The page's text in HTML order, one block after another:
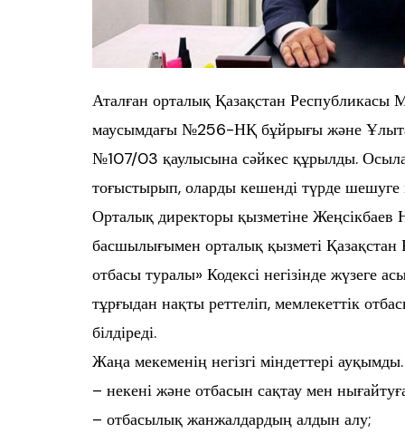
Аталған орталық Қазақстан
маусымдағы №256-НҚ бұйрығы және
№107/03 қаулысына сәйкес құрылды.
тоғыстырып, оларды кешенді түрде шешуге
Орталық директоры қызметіне
басшылығымен орталық қызметі
отбасы туралы» Кодексі негізінде
тұрғыдан нақты реттеліп, мемлекеттік
білдіреді.
Жаңа мекеменің негізгі міндеттері
– некені және отбасын сақтау мен
– отбасылық жанжалдардың алдын алу;